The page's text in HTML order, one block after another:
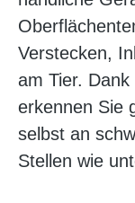
Verstecken,
am Tier.
erkennen Sie
selbst an
Stellen wie